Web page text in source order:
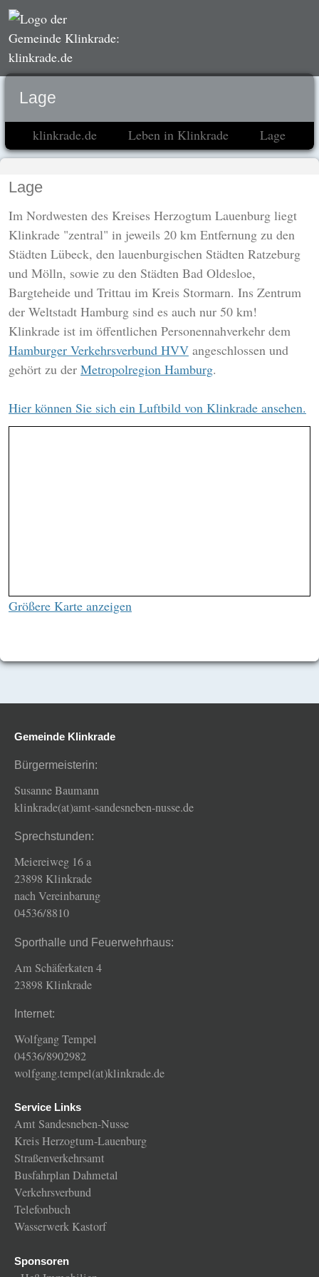
Lage
klinkrade.de Leben in Klinkrade Lage
Lage
Im Nordwesten des Kreises Herzogtum Lauenburg liegt
Klinkrade "zentral" in jeweils 20 km Entfernung zu den
Städten Lübeck, den lauenburgischen Städten Ratzeburg
und Mölln, sowie zu den Städten Bad Oldesloe,
Bargteheide und Trittau im Kreis Stormarn. Ins Zentrum
der Weltstadt Hamburg sind es auch nur 50 km!
Klinkrade ist im öffentlichen Personennahverkehr dem
Hamburger Verkehrsverbund HVV angeschlossen und
gehört zu der Metropolregion Hamburg.
Hier können Sie sich ein Luftbild von Klinkrade ansehen.
Größere Karte anzeigen
Gemeinde Klinkrade
Bürgermeisterin:
Susanne Baumann
klinkrade(at)amt-sandesneben-nusse.de
Sprechstunden:
Meiereiweg 16 a
23898 Klinkrade
nach Vereinbarung
04536/8810
Sporthalle und Feuerwehrhaus:
Am Schäferkaten 4
23898 Klinkrade
Internet:
Wolfgang Tempel
04536/8902982
wolfgang.tempel(at)klinkrade.de
Service Links
Amt Sandesneben-Nusse
Kreis Herzogtum-Lauenburg
Straßenverkehrsamt
Busfahrplan Dahmetal
Verkehrsverbund
Telefonbuch
Wasserwerk Kastorf
Sponsoren